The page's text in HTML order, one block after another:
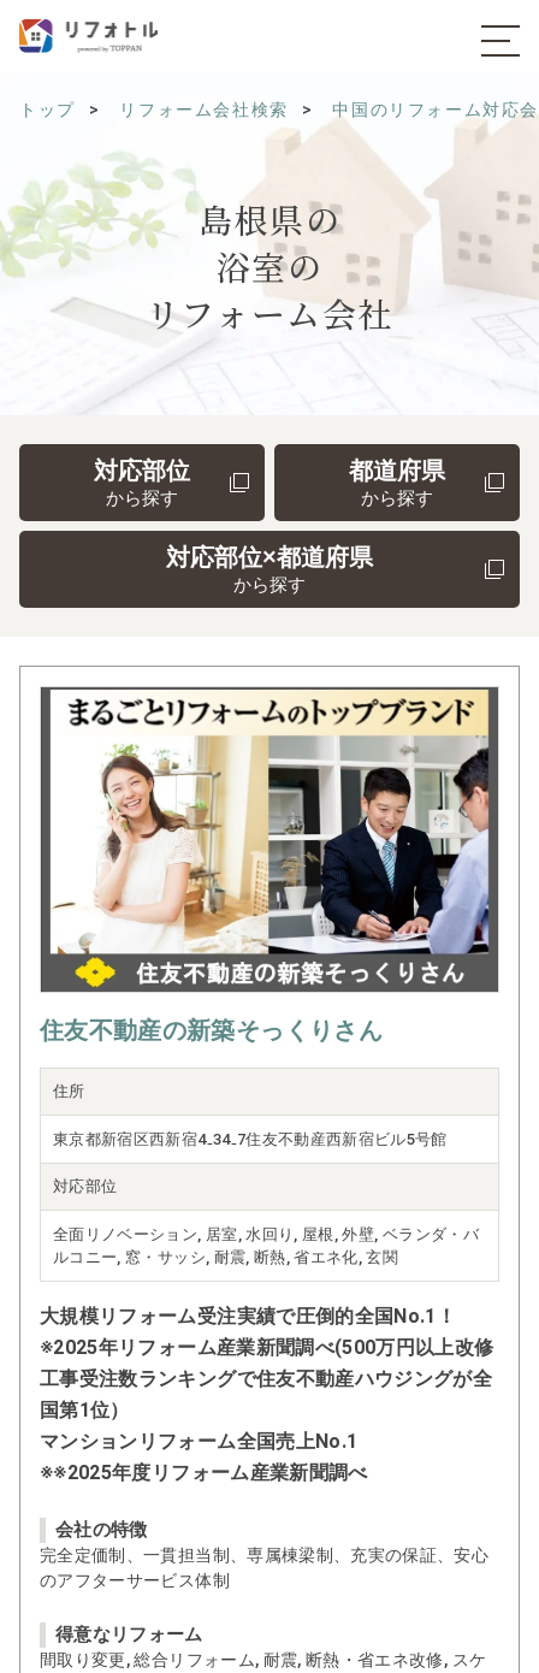
トップ リフォーム会社検索 中国のリフォーム対応
島根県の
浴室の
リフォーム会社
対応部位
から探す
都道府県
から探す
対応部位×都道府県
から探す
住友不動産の新築そっくりさん
住所
東京都新宿区西新宿4₋34₋7住友不動産西新宿ビル5号館
対応部位
全面リノベーション, 居室, 水回り, 屋根, 外壁, ベランダ・バ
ルコニー, 窓・サッシ, 耐震, 断熱, 省エネ化, 玄関
大規模リフォーム受注実績で圧倒的全国No.1！
※2025年リフォーム産業新聞調べ(500万円以上改修
工事受注数ランキングで住友不動産ハウジングが全
国第1位）
マンションリフォーム全国売上No.1
※※2025年度リフォーム産業新聞調べ
会社の特徴
完全定価制、一貫担当制、専属棟梁制、充実の保証、安心
のアフターサービス体制
得意なリフォーム
間取り変更, 総合リフォーム, 耐震, 断熱・省エネ改修, スケ